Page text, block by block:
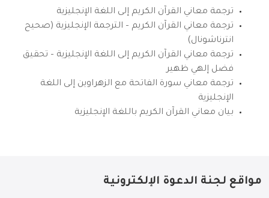
ترجمة معاني القرآن الكريم إلى اللغة الإنجليزية
ترجمة معاني القرآن الكريم – الترجمة الإنجليزية (صحيح
انترناشونال)
ترجمة معاني القرآن الكريم إلى اللغة الإنجليزية – تحقيق
فضل إلهي ظهير
ترجمة معاني سورة الفاتحة مع الزهراوين إلى اللغة
الإنجليزية
بيان معاني القرآن الكريم باللغة الإنجليزية
مواقع لجنة الدعوة الإلكترونية